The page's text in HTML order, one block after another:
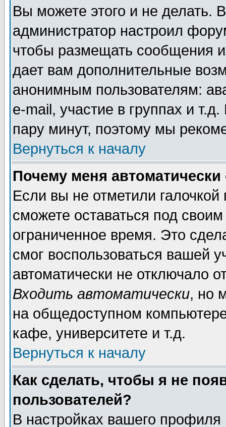
Вы можете этого и не делать.
администратор настроил
чтобы размещать сообщения
дает вам дополнительные
анонимным пользователям:
e-mail, участие в группах и
пару минут, поэтому мы
Вернуться к началу
Почему меня автоматически
Если вы не отметили галочкой
сможете оставаться под
ограниченное время. Это
смог воспользоваться вашей
автоматически не отключало
Входить автоматически, но
на общедоступном
кафе, университете и т.д.
Вернуться к началу
Как сделать, чтобы я не
пользователей?
В настройках вашего